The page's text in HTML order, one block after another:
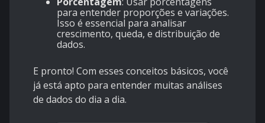
para entender proporções e variações.
Isso é essencial para analisar
crescimento, queda, e distribuição de
dados.
E pronto! Com esses conceitos básicos, você
já está apto para entender muitas análises
de dados do dia a dia.